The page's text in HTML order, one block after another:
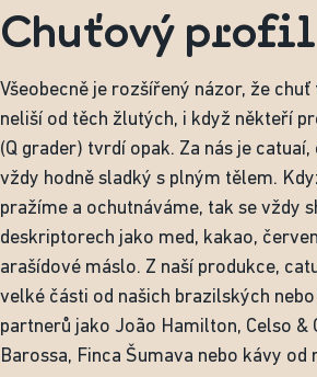
Chuťový profil
Všeobecně je rozšířený názor, že
neliší od těch žlutých, i když někteří
(Q grader) tvrdí opak. Za nás je
vždy hodně sladký s plným tělem.
pražíme a ochutnáváme, tak se vždy
deskriptorech jako med, kakao,
arašídové máslo. Z naší produkce,
velké části od našich brazilských
partnerů jako João Hamilton, Celso &
Barossa, Finca Šumava nebo kávy od